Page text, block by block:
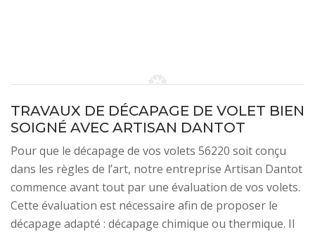
TRAVAUX DE DÉCAPAGE DE VOLET BIEN
SOIGNÉ AVEC ARTISAN DANTOT
Pour que le décapage de vos volets 56220 soit conçu
dans les règles de l’art, notre entreprise Artisan Dantot
commence avant tout par une évaluation de vos volets.
Cette évaluation est nécessaire afin de proposer le
décapage adapté : décapage chimique ou thermique. Il